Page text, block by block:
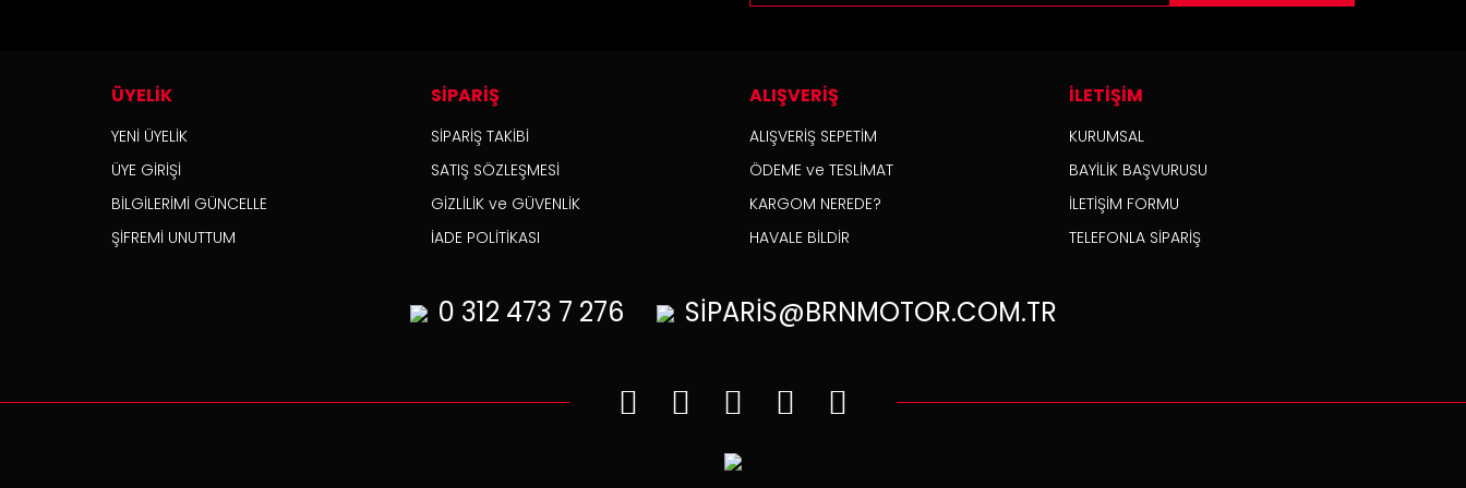
ÜYELİK
YENİ ÜYELİK
ÜYE GİRİŞİ
BİLGİLERİMİ GÜNCELLE
ŞİFREMİ UNUTTUM
SİPARİŞ
SİPARİŞ TAKİBİ
SATIŞ SÖZLEŞMESİ
GİZLİLİK ve GÜVENLİK
İADE POLİTİKASI
ALIŞVERİŞ
ALIŞVERİŞ SEPETİM
ÖDEME ve TESLİMAT
KARGOM NEREDE?
HAVALE BİLDİR
İLETİŞİM
KURUMSAL
BAYİLİK BAŞVURUSU
İLETİŞİM FORMU
TELEFONLA SİPARİŞ
0 312 473 7 276 SİPARİS@BRNMOTOR.COM.TR